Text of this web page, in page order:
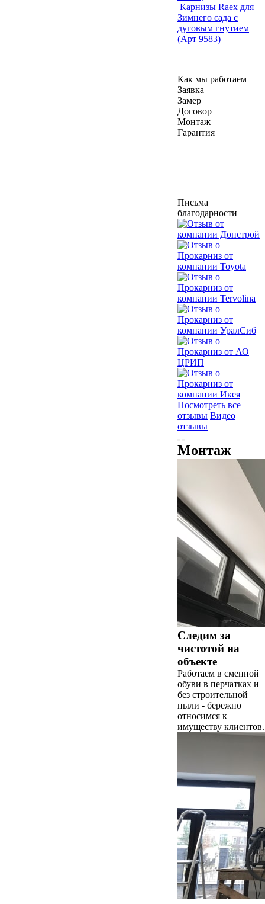
Карнизы Raex для
Зимнего сада с
дуговым гнутием
(Арт 9583)
Как мы работаем
Заявка
Замер
Договор
Монтаж
Гарантия
Письма
благодарности
Посмотреть все
отзывы Видео
отзывы
Монтаж
Следим за
чистотой на
объекте
Работаем в сменной
обуви в перчатках и
без строительной
пыли - бережно
относимся к
имуществу клиентов.